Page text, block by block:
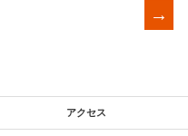
→
アクセス